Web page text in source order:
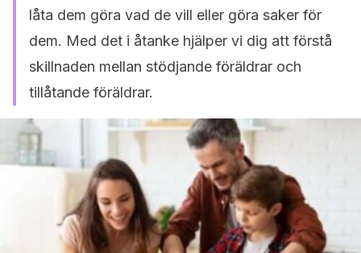
låta dem göra vad de vill eller göra saker för
dem. Med det i åtanke hjälper vi dig att förstå
skillnaden mellan stödjande föräldrar och
tillåtande föräldrar.